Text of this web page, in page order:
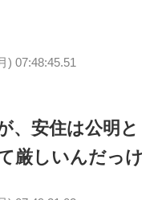
) 07:48:45.51
、安住は公明と
厳しいんだっけ